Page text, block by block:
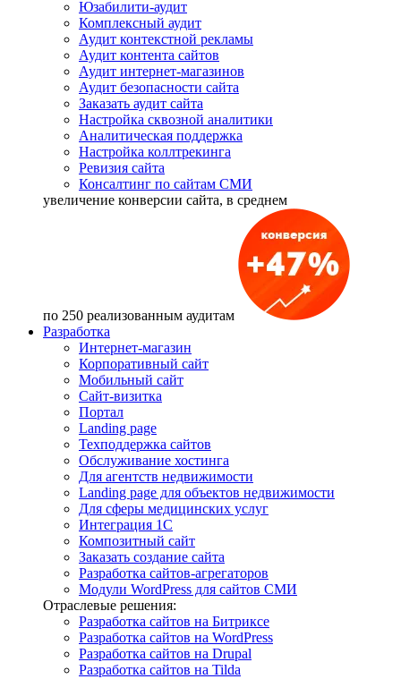
Юзабилити-аудит
Комплексный аудит
Аудит контекстной рекламы
Аудит контента сайтов
Аудит интернет-магазинов
Аудит безопасности сайта
Заказать аудит сайта
Настройка сквозной аналитики
Аналитическая поддержка
Настройка коллтрекинга
Ревизия сайта
Консалтинг по сайтам СМИ
увеличение конверсии сайта, в среднем
по 250 реализованным аудитам
Разработка
Интернет-магазин
Корпоративный сайт
Мобильный сайт
Сайт-визитка
Портал
Landing page
Техподдержка сайтов
Обслуживание хостинга
Для агентств недвижимости
Landing page для объектов недвижимости
Для сферы медицинских услуг
Интеграция 1С
Композитный сайт
Заказать создание сайта
Разработка сайтов-агрегаторов
Модули WordPress для сайтов СМИ
Отраслевые решения:
Разработка сайтов на Битриксе
Разработка сайтов на WordPress
Разработка сайтов на Drupal
Разработка сайтов на Tilda